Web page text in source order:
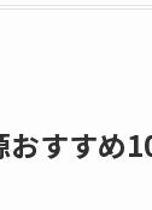
すすめ